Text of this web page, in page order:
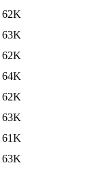
62K
63K
62K
64K
62K
63K
61K
63K